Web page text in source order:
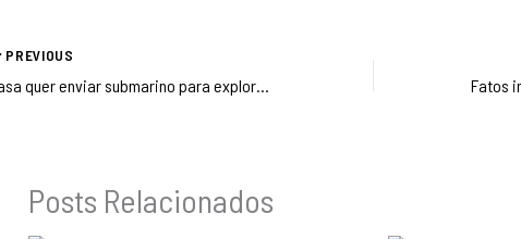
PREVIOUS
Nasa quer enviar submarino para explorar mar de óleo em lua de Saturno
Posts Relacionados